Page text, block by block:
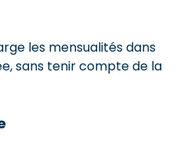
les mensualités dans
sans tenir compte de la